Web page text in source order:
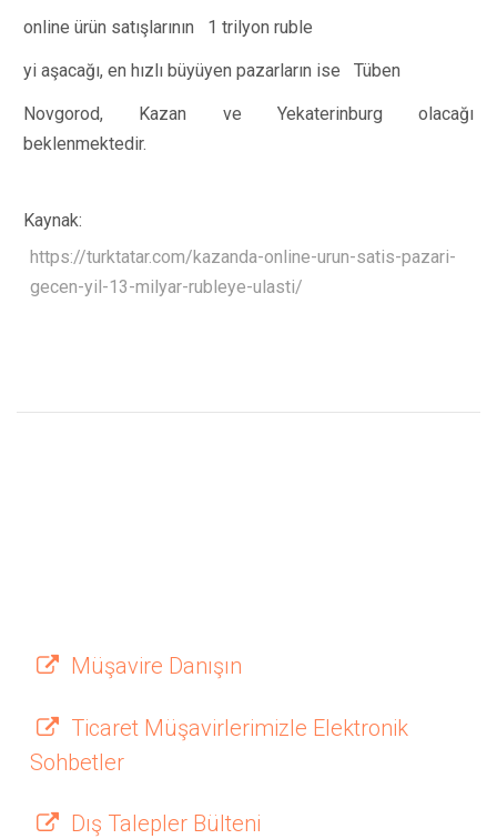
online ürün satışlarının 1 trilyon ruble
yi aşacağı, en hızlı büyüyen pazarların ise Tüben
Novgorod, Kazan ve Yekaterinburg olacağı
beklenmektedir.
Kaynak:
https://turktatar.com/kazanda-online-urun-satis-pazari-
gecen-yil-13-milyar-rubleye-ulasti/
Müşavire Danışın
Ticaret Müşavirlerimizle Elektronik
Sohbetler
Dış Talepler Bülteni